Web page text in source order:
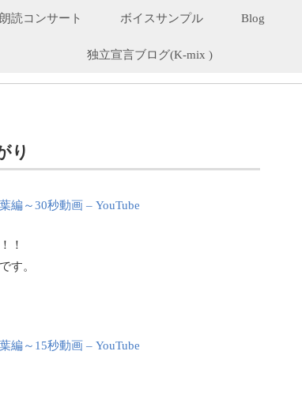
朗読コンサート ボイスサンプル Blog
独立宣言ブログ(K-mix )
り
編～30秒動画 – YouTube
！
す。
編～15秒動画 – YouTube